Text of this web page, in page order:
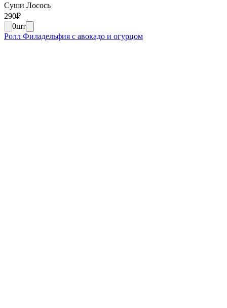
Суши Лосось
290₽
0шт
Ролл Филадельфия с авокадо и огурцом